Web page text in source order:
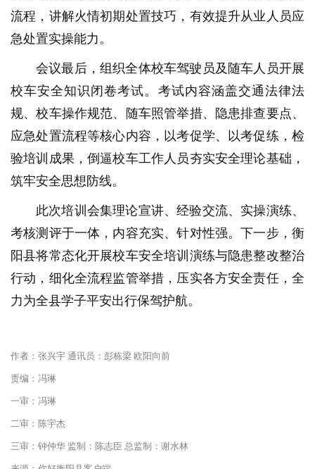
流程，讲解火情初期处置技巧，有效提升从业人员应
急处置实操能力。
会议最后，组织全体校车驾驶员及随车人员开展
校车安全知识闭卷考试。考试内容涵盖交通法律法
规、校车操作规范、随车照管举措、隐患排查要点、
应急处置流程等核心内容，以考促学、以考促练，检
验培训成果，倒逼校车工作人员夯实安全理论基础，
筑牢安全思想防线。
此次培训会集理论宣讲、经验交流、实操演练、
考核测评于一体，内容充实、针对性强。下一步，衡
阳县将常态化开展校车安全培训演练与隐患整改整治
行动，细化全流程监管举措，压实各方安全责任，全
力为全县学子平安出行保驾护航。
作者：张兴宇 通讯员：彭栋梁 欧阳向前
责编：冯琳
一审：冯琳
二审：陈宇杰
三审：钟仲华 监制：陈志臣 总监制：谢水林